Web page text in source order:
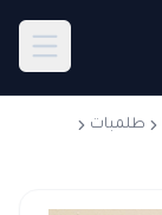
طلمبات